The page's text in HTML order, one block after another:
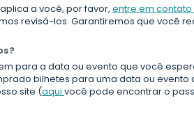
a você, por favor,entre em
revisá-los. Garantiremos que você
para a data ou evento que você
bilhetes para uma data ou evento
site (aquivocê pode encontrar o